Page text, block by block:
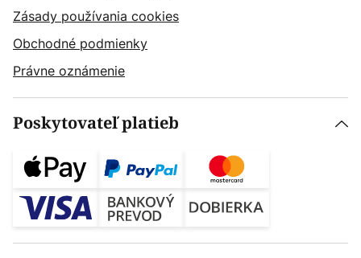
Zásady používania cookies
Obchodné podmienky
Právne oznámenie
Poskytovateľ platieb